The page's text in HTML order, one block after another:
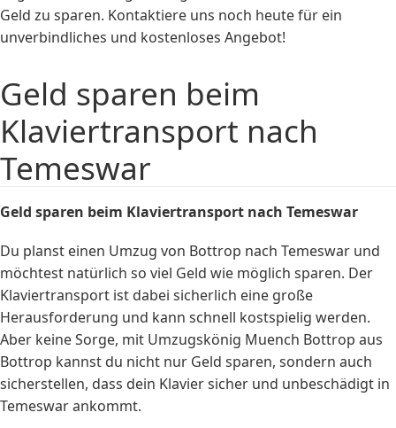
Geld zu sparen. Kontaktiere uns noch heute für ein
unverbindliches und kostenloses Angebot!
Geld sparen beim
Klaviertransport nach
Temeswar
Geld sparen beim Klaviertransport nach Temeswar
Du planst einen Umzug von Bottrop nach Temeswar und
möchtest natürlich so viel Geld wie möglich sparen. Der
Klaviertransport ist dabei sicherlich eine große
Herausforderung und kann schnell kostspielig werden.
Aber keine Sorge, mit Umzugskönig Muench Bottrop aus
Bottrop kannst du nicht nur Geld sparen, sondern auch
sicherstellen, dass dein Klavier sicher und unbeschädigt in
Temeswar ankommt.